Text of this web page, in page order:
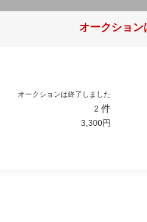
オークション
オークションは終了しました
2 件
3,300円